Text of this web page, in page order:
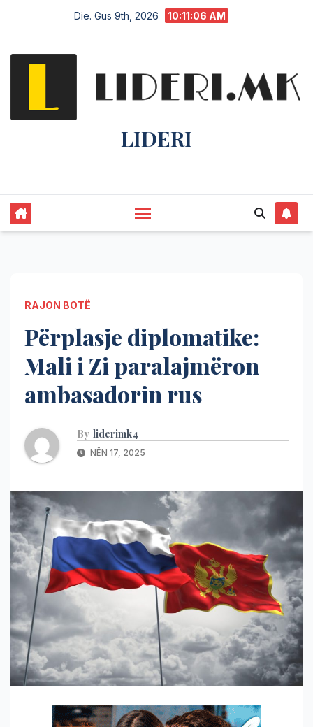
Die. Gus 9th, 2026 10:11:07 AM
LIDERI
RAJON BOTË
Përplasje diplomatike:
Mali i Zi paralajmëron
ambasadorin rus
By liderimk4
NËN 17, 2025